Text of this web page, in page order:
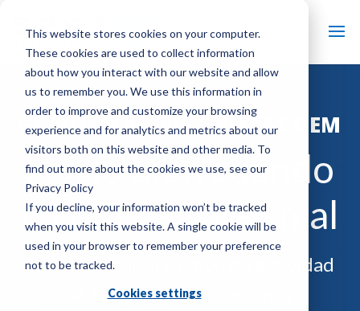
This website stores cookies on your computer.
These cookies are used to collect information
about how you interact with our website and allow
us to remember you. We use this information in
order to improve and customize your browsing
experience and for analytics and metrics about our
visitors both on this website and other media. To
find out more about the cookies we use, see our
Privacy Policy
If you decline, your information won’t be tracked
when you visit this website. A single cookie will be
used in your browser to remember your preference
not to be tracked.
Cookies settings
GENUINOMARLEYPIEZAS OEM
Hazlo bien cuando
Las cosas salen mal
Maximizar el tiempo de actividad
Mejorar el rendimiento